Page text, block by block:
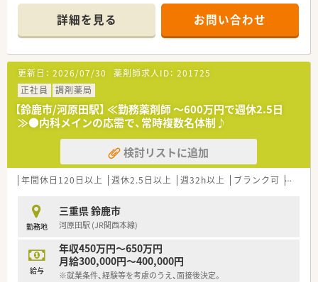
透析内科を中心に担当します。
■人員体制は正社員1名に加えて応援があり、チームで協力しな
がら業務を進める体制です。
【募集背景と求める人物像について】
■今回は、今後の在宅医療ニーズの拡大を見据えた体制強化に伴
う、欠員補充のための募集となります。
■施設入所者様やスタッフの方々と円滑な連携が図れる、コミュ
ニケーション能力の高い方を求めます。
■在宅業務の経験は問いません。新しい分野に挑戦したいとい
う意欲と向上心のある方を歓迎します。
【法人特徴について】
■三重県鈴鹿市と岐阜県を中心に計16店舗を展開し、地域医療
■大手調剤薬局のグループ企業として新たにスタートし、安定し
た経営基盤と福利厚生を誇ります。
■各店舗が近隣エリアに集中しているため、急な休みでも他店舗
から応援に入れるヘルプ体制が万全です。
詳細を見る お問い合わせ
更新日： 2026/07/30 薬剤師求人ID： 201725
正社員
調剤薬局
【鈴鹿市/河原田駅】 ≪勤務薬剤師 ～600万円で週休2.5日
≫●内科メインの応需で、常時複数名体制♪
検討リストに追加
年間休日120日以上 週休2.5日以上 週32h以上 ブランク可 残業
勤務地
三重県 鈴鹿市
河原田駅 (JR関西本線)
給与
年収450万円～650万円
月給300,000円～400,000円
※就業条件、経験等を考慮のうえ、面接後決定。